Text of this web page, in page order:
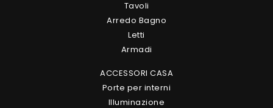
Tavoli
Arredo Bagno
Letti
Armadi
ACCESSORI CASA
Porte per interni
Illuminazione